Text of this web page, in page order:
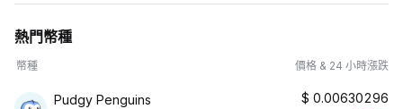
熱門幣種
幣種 價格 & 24 小時漲跌
Pudgy Penguins $ 0.00630296